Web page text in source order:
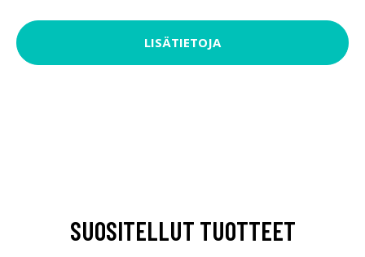
LISÄTIETOJA
SUOSITELLUT TUOTTEET